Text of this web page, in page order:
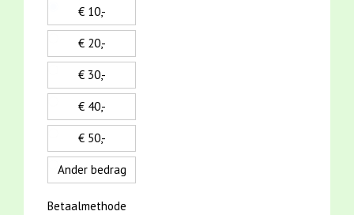
€ 10,-
€ 20,-
€ 30,-
€ 40,-
€ 50,-
Ander bedrag
Betaalmethode